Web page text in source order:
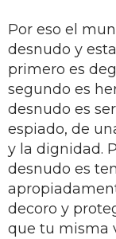
Por eso el
desnudo y
primero es
segundo es
desnudo es
espiado, de
y la dignidad.
desnudo es
decoro y
que tu misma